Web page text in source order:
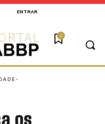
ENTRAR
0
os